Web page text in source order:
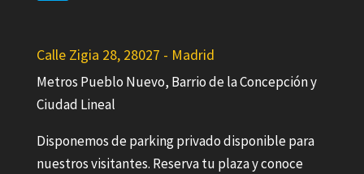
Calle Zigia 28, 28027 - Madrid
Metros Pueblo Nuevo, Barrio de la Concepción y
Ciudad Lineal
Disponemos de parking privado disponible para
nuestros visitantes. Reserva tu plaza y conoce